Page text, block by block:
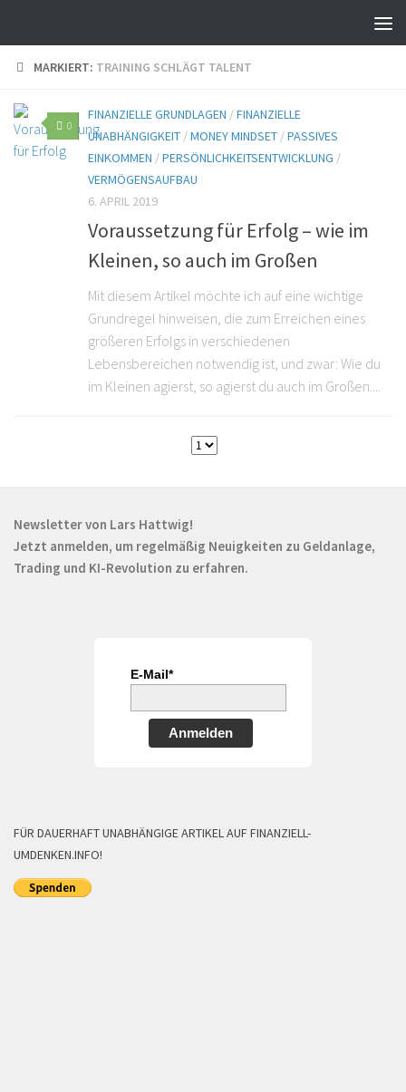
MARKIERT: TRAINING SCHLÄGT TALENT
0
FINANZIELLE GRUNDLAGEN /FINANZIELLE
UNABHÄNGIGKEIT /MONEY MINDSET /PASSIVES
EINKOMMEN /PERSÖNLICHKEITSENTWICKLUNG /
VERMÖGENSAUFBAU
6. APRIL 2019
Voraussetzung für Erfolg – wie im
Kleinen, so auch im Großen
Mit diesem Artikel möchte ich auf eine wichtige
Grundregel hinweisen, die zum Erreichen eines
größeren Erfolgs in verschiedenen
Lebensbereichen notwendig ist, und zwar: Wie du
im Kleinen agierst, so agierst du auch im Großen....
Newsletter von Lars Hattwig!
Jetzt anmelden, um regelmäßig Neuigkeiten zu Geldanlage,
Trading und KI-Revolution zu erfahren.
E-Mail*
Anmelden
FÜR DAUERHAFT UNABHÄNGIGE ARTIKEL AUF FINANZIELL-
UMDENKEN.INFO!